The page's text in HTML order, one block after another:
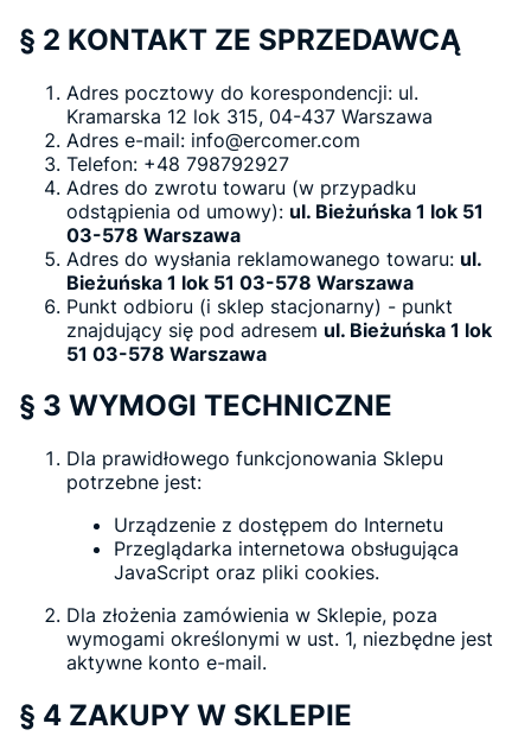
§ 2 KONTAKT ZE SPRZEDAWCĄ
Adres pocztowy do korespondencji: ul.
Kramarska 12 lok 315, 04-437 Warszawa
Adres e-mail: info@ercomer.com
Telefon: +48 798792927
Adres do zwrotu towaru (w przypadku
odstąpienia od umowy): ul. Bieżuńska 1 lok 51
03-578 Warszawa
Adres do wysłania reklamowanego towaru: ul.
Bieżuńska 1 lok 51 03-578 Warszawa
Punkt odbioru (i sklep stacjonarny) - punkt
znajdujący się pod adresem ul. Bieżuńska 1 lok
51 03-578 Warszawa
§ 3 WYMOGI TECHNICZNE
Dla prawidłowego funkcjonowania Sklepu
potrzebne jest:
Urządzenie z dostępem do Internetu
Przeglądarka internetowa obsługująca
JavaScript oraz pliki cookies.
Dla złożenia zamówienia w Sklepie, poza
wymogami określonymi w ust. 1, niezbędne jest
aktywne konto e-mail.
§ 4 ZAKUPY W SKLEPIE